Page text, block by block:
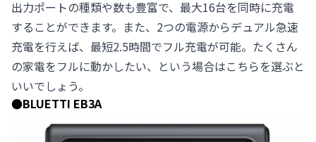
出力ポートの種類や数も豊富で、最大16台を同時に充電
することができます。また、2つの電源からデュアル急速
充電を行えば、最短2.5時間でフル充電が可能。たくさん
の家電をフルに動かしたい、という場合はこちらを選ぶと
いいでしょう。
●BLUETTI EB3A